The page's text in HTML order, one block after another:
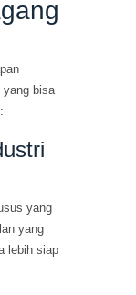
yang bisa
yang
yang
lebih siap